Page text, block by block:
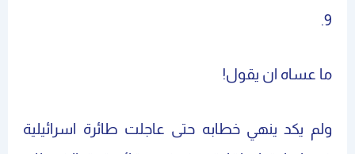
9.
ما عساه ان يقول!
ولم يكد ينهي خطابه حتى عاجلت طائرة اسرائيلية